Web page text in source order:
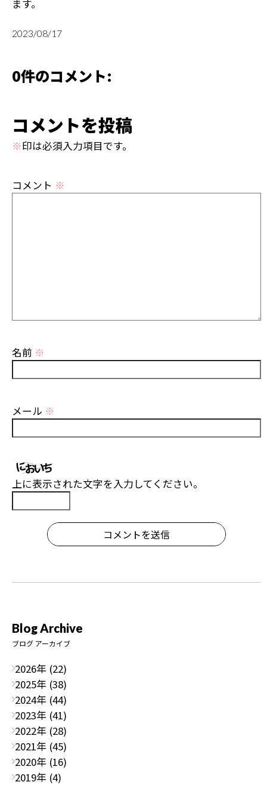
ます。
2023/08/17
0件のコメント:
コメントを投稿
※印は必須入力項目です。
コメント ※
名前 ※
メール ※
上に表示された文字を入力してください。
コメントを送信
Blog Archive
ブログ アーカイブ
2026年 (22)
2025年 (38)
2024年 (44)
2023年 (41)
2022年 (28)
2021年 (45)
2020年 (16)
2019年 (4)